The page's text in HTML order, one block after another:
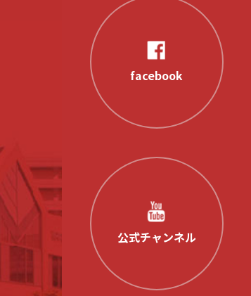
facebook
公式チャンネル